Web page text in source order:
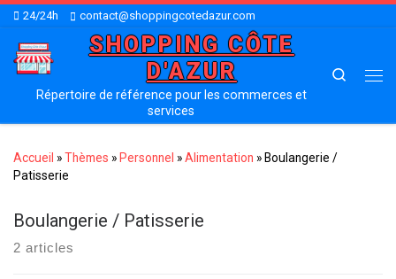
Skip to content
24/24h contact@shoppingcotedazur.com
SHOPPING CÔTE
D'AZUR
Répertoire de référence pour les commerces et
services
Search
Accueil »Thèmes »Personnel »Alimentation »Boulangerie /
Patisserie
Boulangerie / Patisserie
2 articles